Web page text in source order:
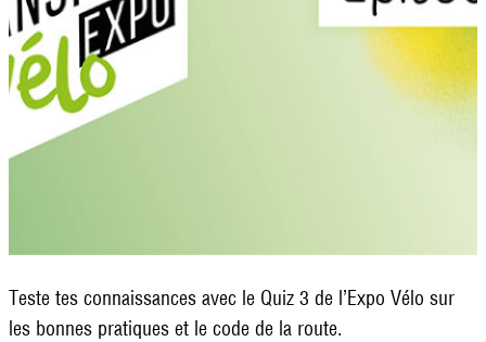
Teste tes connaissances avec le Quiz 3 de l’Expo Vélo sur
les bonnes pratiques et le code de la route.